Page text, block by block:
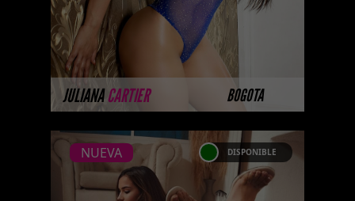
JULIANACARTIER BOGOTA
...
MÁS INFORMACIÓN
NUEVA DISPONIBLE
SARA OSPINA -CATALAGO
PLATINO
NUEVA